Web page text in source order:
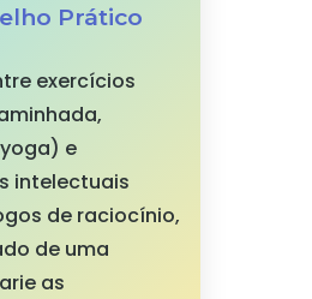
Prático
exercícios
e
intelectuais
de raciocínio,
de uma
as